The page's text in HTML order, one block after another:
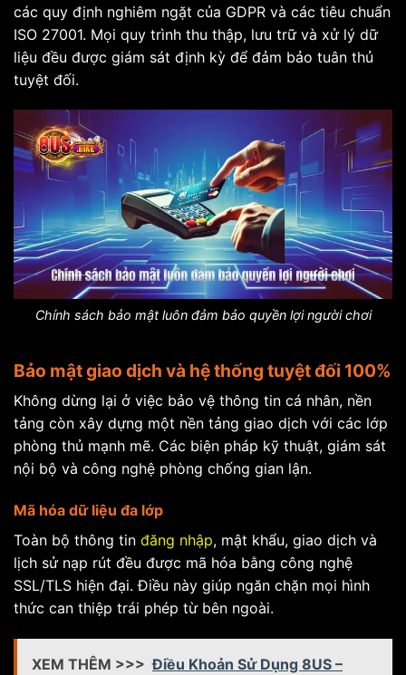
các quy định nghiêm ngặt của GDPR và các tiêu chuẩn
ISO 27001. Mọi quy trình thu thập, lưu trữ và xử lý dữ
liệu đều được giám sát định kỳ để đảm bảo tuân thủ
tuyệt đối.
Chính sách bảo mật luôn đảm bảo quyền lợi người chơi
Bảo mật giao dịch và hệ thống tuyệt đối 100%
Không dừng lại ở việc bảo vệ thông tin cá nhân, nền
tảng còn xây dựng một nền tảng giao dịch với các lớp
phòng thủ mạnh mẽ. Các biện pháp kỹ thuật, giám sát
nội bộ và công nghệ phòng chống gian lận.
Mã hóa dữ liệu đa lớp
Toàn bộ thông tin đăng nhập, mật khẩu, giao dịch và
lịch sử nạp rút đều được mã hóa bằng công nghệ
SSL/TLS hiện đại. Điều này giúp ngăn chặn mọi hình
thức can thiệp trái phép từ bên ngoài.
XEM THÊM >>> Điều Khoản Sử Dụng 8US –